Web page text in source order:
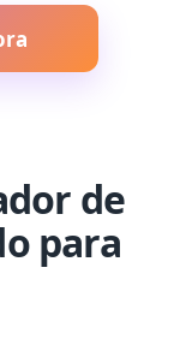
de
para